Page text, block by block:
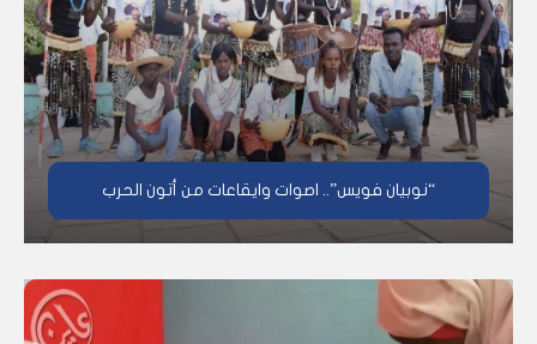
“نوبيان فويس”.. اصوات وايقاعات من أتون الحرب